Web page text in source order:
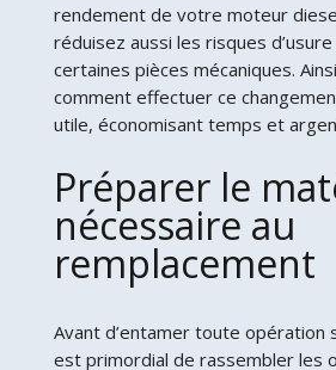
rendement de votre moteur
réduisez aussi les risques
certaines pièces mécaniques.
comment effectuer ce
utile, économisant temps et
Préparer le
nécessaire au
remplacement
Avant d’entamer toute opération
est primordial de rassembler les